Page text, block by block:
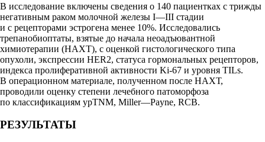
В исследование включены сведения о 140 пациентках с трижды
негативным раком молочной железы I—III стадии
и с рецепторами эстрогена менее 10%. Исследовались
трепанобиоптаты, взятые до начала неоадъювантной
химиотерапии (НАХТ), с оценкой гистологического типа
опухоли, экспрессии HER2, статуса гормональных рецепторов,
индекса пролиферативной активности Ki-67 и уровня TILs.
В операционном материале, полученном после НАХТ,
проводили оценку степени лечебного патоморфоза
по классификациям ypTNM, Miller—Payne, RCB.
РЕЗУЛЬТАТЫ